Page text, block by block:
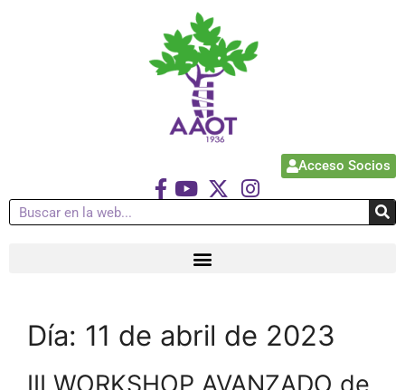
Acceso Socios
Día: 11 de abril de 2023